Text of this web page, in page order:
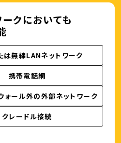
クにおいても
は無線LANネットワーク
携帯電話網
ォール外の外部ネットワーク
クレードル接続